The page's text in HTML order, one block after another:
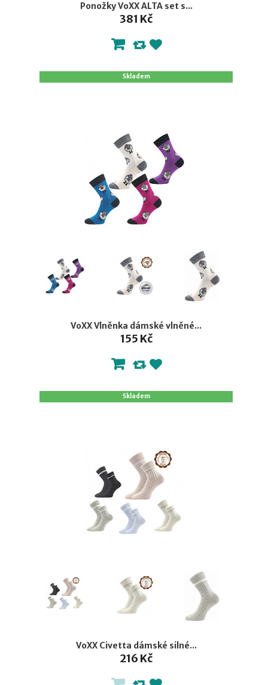
Ponožky VoXX ALTA set s...
381 Kč
Skladem
VoXX Vlněnka dámské vlněné...
155 Kč
Skladem
VoXX Civetta dámské silné...
216 Kč